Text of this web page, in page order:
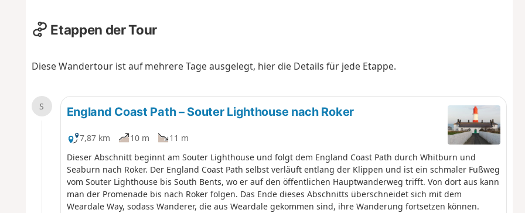
Etappen der Tour
Diese Wandertour ist auf mehrere Tage ausgelegt, hier die Details für jede Etappe.
S England Coast Path – Souter Lighthouse nach Roker
7,87 km 10 m
11 m
Dieser Abschnitt beginnt am Souter Lighthouse und folgt dem England Coast Path durch Whitburn und
Seaburn nach Roker. Der England Coast Path selbst verläuft entlang der Klippen und ist ein schmaler Fußweg
vom Souter Lighthouse bis South Bents, wo er auf den öffentlichen Hauptwanderweg trifft. Von dort aus kann
man der Promenade bis nach Roker folgen. Das Ende dieses Abschnitts überschneidet sich mit dem
Weardale Way, sodass Wanderer, die aus Weardale gekommen sind, ihre Wanderung fortsetzen können.